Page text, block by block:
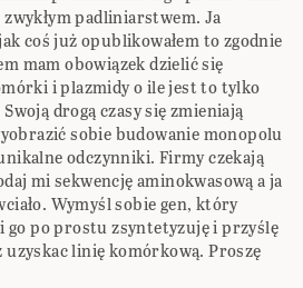
padliniarstwem. Ja
coś już opublikowałem to zgodnie
mam obowiązek dzielić się
i plazmidy o ile jest to tylko
drogą czasy się zmieniają
sobie budowanie monopolu
odczynniki. Firmy czekają
mi sekwencję aminokwasową a ja
Wymyśl sobie gen, który
go po prostu zsyntetyzuję i przyślę
uzyskac linię komórkową. Proszę